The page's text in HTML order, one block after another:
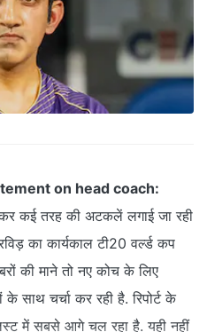
on head coach:
कई तरह की अटकलें लगाई जा रही
का कार्यकाल टी20 वर्ल्ड कप
की माने तो नए कोच के लिए
साथ चर्चा कर रही है. रिपोर्ट के
में सबसे आगे चल रहा है. यही नहीं